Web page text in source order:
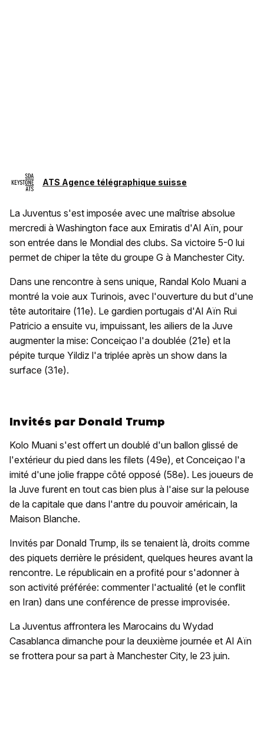
ATS Agence télégraphique suisse
La Juventus s'est imposée avec une maîtrise absolue
mercredi à Washington face aux Emiratis d'Al Aïn, pour
son entrée dans le Mondial des clubs. Sa victoire 5-0 lui
permet de chiper la tête du groupe G à Manchester City.
Dans une rencontre à sens unique, Randal Kolo Muani a
montré la voie aux Turinois, avec l'ouverture du but d'une
tête autoritaire (11e). Le gardien portugais d'Al Aïn Rui
Patricio a ensuite vu, impuissant, les ailiers de la Juve
augmenter la mise: Conceiçao l'a doublée (21e) et la
pépite turque Yildiz l'a triplée après un show dans la
surface (31e).
Invités par Donald Trump
Kolo Muani s'est offert un doublé d'un ballon glissé de
l'extérieur du pied dans les filets (49e), et Conceiçao l'a
imité d'une jolie frappe côté opposé (58e). Les joueurs de
la Juve furent en tout cas bien plus à l'aise sur la pelouse
de la capitale que dans l'antre du pouvoir américain, la
Maison Blanche.
Invités par Donald Trump, ils se tenaient là, droits comme
des piquets derrière le président, quelques heures avant la
rencontre. Le républicain en a profité pour s'adonner à
son activité préférée: commenter l'actualité (et le conflit
en Iran) dans une conférence de presse improvisée.
La Juventus affrontera les Marocains du Wydad
Casablanca dimanche pour la deuxième journée et Al Aïn
se frottera pour sa part à Manchester City, le 23 juin.